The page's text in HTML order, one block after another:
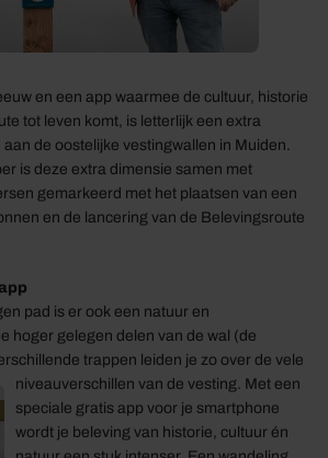
en een app waarmee de cultuur, historie
tot leven komt, is letterlijk een extra
de oostelijke vestingwallen in Muiden.
is deze extra dimensie samen met
gemarkeerd met het plaatsen van een
en de lancering van de Belevingsroute
pad is er ook een natuur en
hoger gelegen delen van de wal (de
trappen leiden je zo over de vele
niveauverschillen van de vesting. Met een
speciale gratis app voor je smartphone
wordt je beleving van historie, cultuur én